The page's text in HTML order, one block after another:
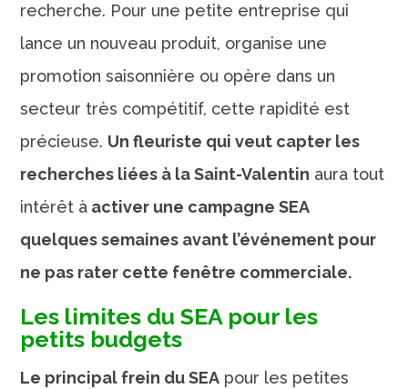
recherche. Pour une petite entreprise qui
lance un nouveau produit, organise une
promotion saisonnière ou opère dans un
secteur très compétitif, cette rapidité est
précieuse. Un fleuriste qui veut capter les
recherches liées à la Saint-Valentin aura tout
intérêt à activer une campagne SEA
quelques semaines avant l’événement pour
ne pas rater cette fenêtre commerciale.
Les limites du SEA pour les
petits budgets
Le principal frein du SEA pour les petites